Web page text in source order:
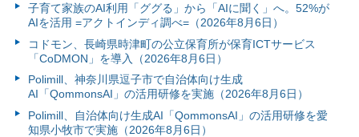
子育て家族のAI利用「ググる」から「AIに聞く」へ。52%が
AIを活用 =アクトインディ調べ=（2026年8月6日）
コドモン、長崎県時津町の公立保育所が保育ICTサービス
「CoDMON」を導入（2026年8月6日）
Polimill、神奈川県逗子市で自治体向け生成
AI「QommonsAI」の活用研修を実施（2026年8月6日）
Polimill、自治体向け生成AI「QommonsAI」の活用研修を愛
知県小牧市で実施（2026年8月6日）